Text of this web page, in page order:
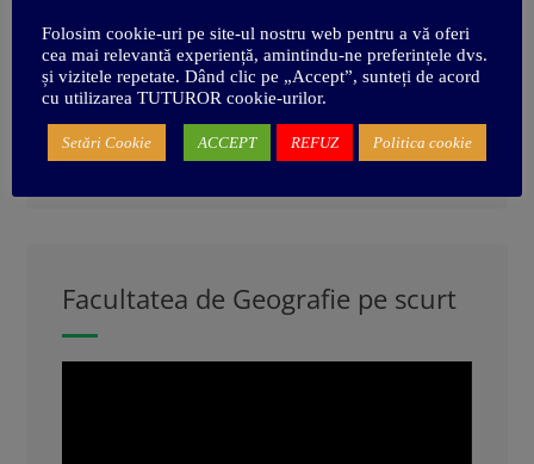
Caută în site
Search
for:
Search
Facultatea de Geografie pe scurt
Folosim cookie-uri pe site-ul nostru web pentru a vă oferi
cea mai relevantă experiență, amintindu-ne preferințele dvs.
și vizitele repetate. Dând clic pe „Accept”, sunteți de acord
cu utilizarea TUTUROR cookie-urilor.
Setări Cookie ACCEPT REFUZ Politica cookie